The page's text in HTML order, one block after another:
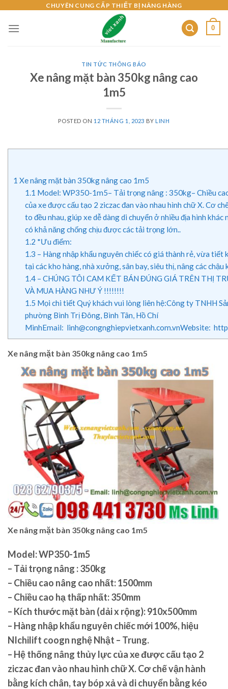
content
CHUYÊN CUNG CẤP THIẾT BỊ NÂNG HÀNG
0
TIN TỨC THÔNG BÁO
Xe nâng mặt bàn 350kg nâng cao
1m5
POSTED ON 12 THÁNG 1, 2023 BYLINH
1 Xe nâng mặt bàn 350kg nâng cao 1m5
1.1 Model: WP350-1m5– Tải trọng nâng : 350kg– Chiều
của xe được cấu tạo 2 ziczac đan vào nhau hình chữ X. Cơ
to đều nhau, giúp xe dễ dàng di chuyển ở nhiều địa hình
có khả năng chống chịu được các tải trọng lớn..
1.2 *Ưu điểm:
1.3 – Hàng nhập khẩu nguyên chiếc có giá thành rẻ, vừa
tại các kho hàng, nhà xưởng, sân bay, siêu thị, nâng các
1.4– CHÚNG TÔI CAM KẾT BÁN ĐÚNG GIÁ TRÊN THỊ
VÀ MUA HÀNG NHƯ Ý !!!!!!!!
1.5 Mọi chi tiết Quý khách vui lòng liên hệ:Công ty TNHH
phường Bình Trị Đông, Bình Tân, Hồ Chí
MinhEmail: linh@congnghiepvietxanh.com.vnWebsite:
Xe nâng mặt bàn 350kg nâng cao 1m5
Xe nâng mặt bàn 350kg nâng cao 1m5
Model: WP350-1m5
– Tải trọng nâng : 350kg
– Chiều cao nâng cao nhất: 1500mm
– Chiều cao hạ thấp nhất: 350mm
– Kích thước mặt bàn (dải x rộng): 910x500mm
– Hàng nhập khẩu nguyên chiếc mới 100%, hiệu
NIchilift coogn nghệ Nhật – Trung.
– Hệ thống nâng thủy lực của xe được cấu tạo 2
ziczac đan vào nhau hình chữ X. Cơ chế vận hành
bằng kích chân, tay bóp xả và di chuyển bằng kéo